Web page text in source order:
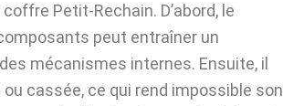
Petit-Rechain. D’abord, le
peut entraîner un
mécanismes internes. Ensuite, il
cassée, ce qui rend impossible son